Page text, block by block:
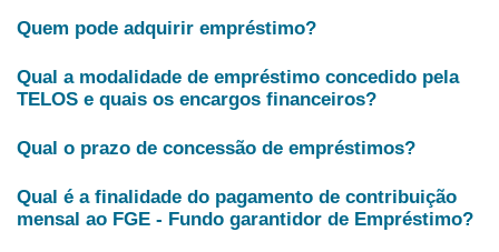
Quem pode adquirir empréstimo?
Qual a modalidade de empréstimo concedido pela
TELOS e quais os encargos financeiros?
Qual o prazo de concessão de empréstimos?
Qual é a finalidade do pagamento de contribuição
mensal ao FGE - Fundo garantidor de Empréstimo?